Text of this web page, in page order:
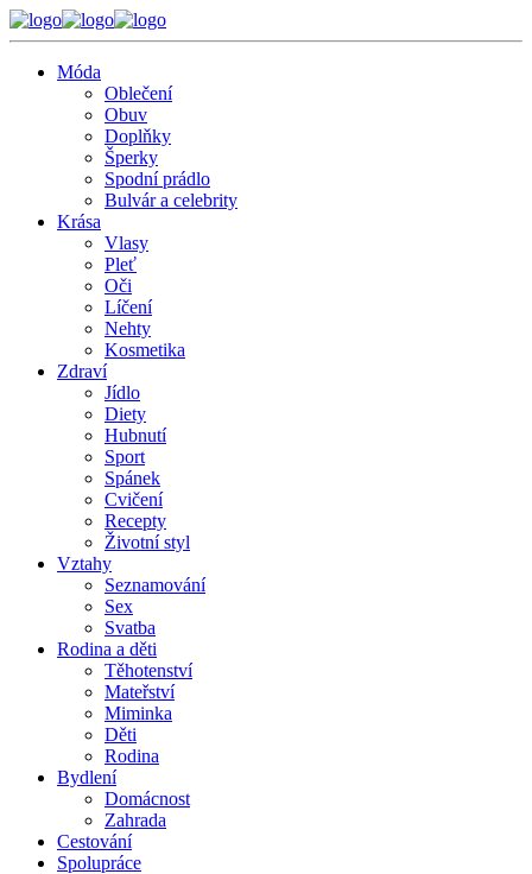
Móda
Oblečení
Obuv
Doplňky
Šperky
Spodní prádlo
Bulvár a celebrity
Krása
Vlasy
Pleť
Oči
Líčení
Nehty
Kosmetika
Zdraví
Jídlo
Diety
Hubnutí
Sport
Spánek
Cvičení
Recepty
Životní styl
Vztahy
Seznamování
Sex
Svatba
Rodina a děti
Těhotenství
Mateřství
Miminka
Děti
Rodina
Bydlení
Domácnost
Zahrada
Cestování
Spolupráce